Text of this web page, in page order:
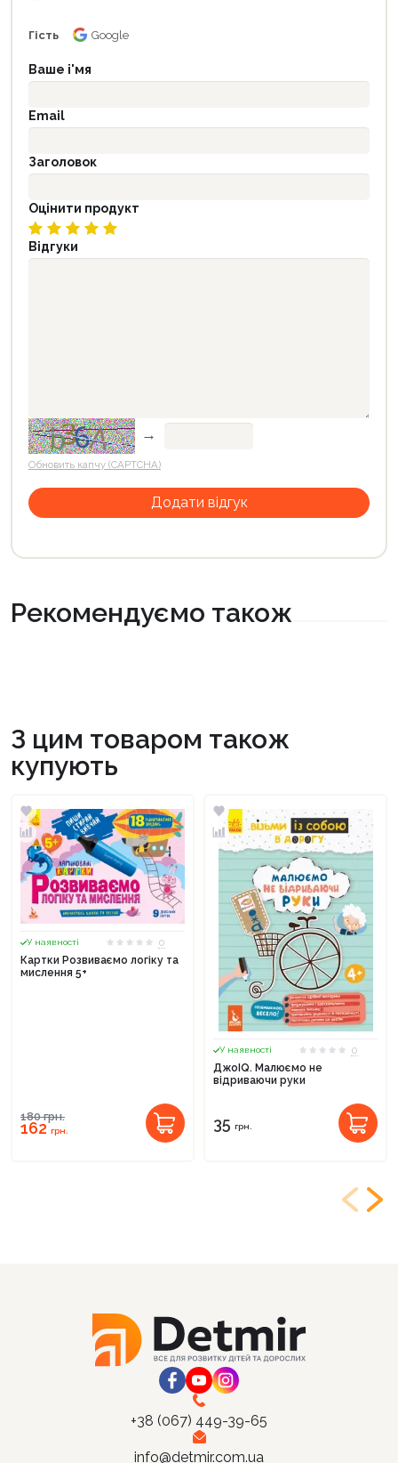
Гість Google
Ваше і'мя
Email
Заголовок
Оцінити продукт
Відгуки
→
Обновить капчу (CAPTCHA)
Рекомендуємо також
З цим товаром також
купують
У наявності
0
Картки Розвиваємо логіку та
мислення 5+
180грн.
162грн.
У наявності
0
ДжоIQ. Малюємо не
відриваючи руки
35 грн.
+38 (067) 449-39-65
info@detmir.com.ua